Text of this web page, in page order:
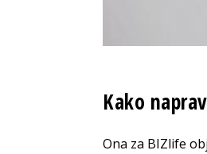
Kako
Ona za BIZlife